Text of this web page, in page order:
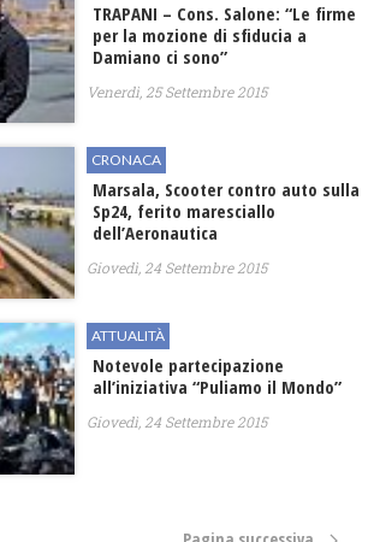
TRAPANI – Cons. Salone: “Le firme
per la mozione di sfiducia a
Damiano ci sono”
Venerdì, 25 Settembre 2015
CRONACA
Marsala, Scooter contro auto sulla
Sp24, ferito maresciallo
dell’Aeronautica
Giovedì, 24 Settembre 2015
ATTUALITÀ
Notevole partecipazione
all’iniziativa “Puliamo il Mondo”
Giovedì, 24 Settembre 2015